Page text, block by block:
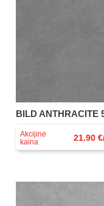
BILD ANTHRACITE
Akcijinė
kaina
21.90